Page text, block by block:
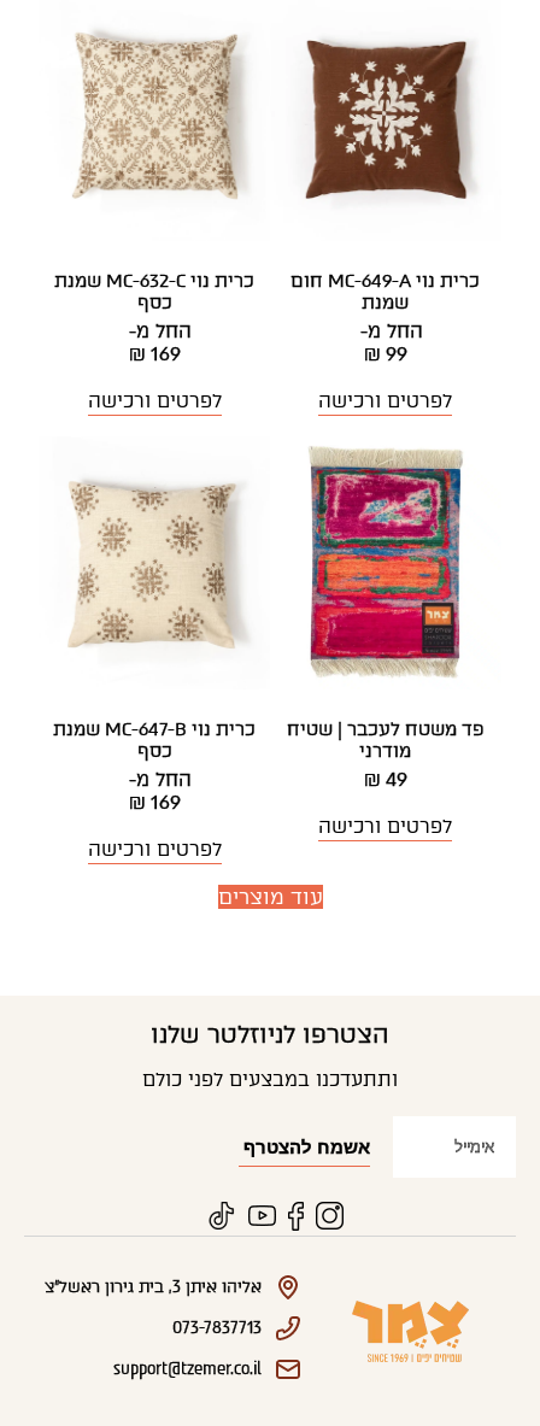
כרית נוי MC-649-A חום
שמנת
החל מ-
₪ 99
לפרטים ורכישה
כרית נוי MC-632-C שמנת
כסף
החל מ-
₪ 169
לפרטים ורכישה
פד משטח לעכבר | שטיח
מודרני
49 ₪
לפרטים ורכישה
כרית נוי MC-647-B שמנת
כסף
החל מ-
₪ 169
לפרטים ורכישה
עוד מוצרים
הצטרפו לניוזלטר שלנו
ותתעדכנו במבצעים לפני כולם
אליהו איתן 3, בית גירון ראשל"צ
073-7837713
support@tzemer.co.il